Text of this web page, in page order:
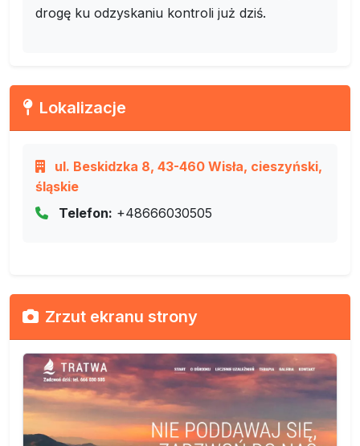
drogę ku odzyskaniu kontroli już dziś.
Lokalizacje
ul. Beskidzka 8, 43-460 Wisła, cieszyński,
śląskie
Telefon: +48666030505
Zrzut ekranu strony